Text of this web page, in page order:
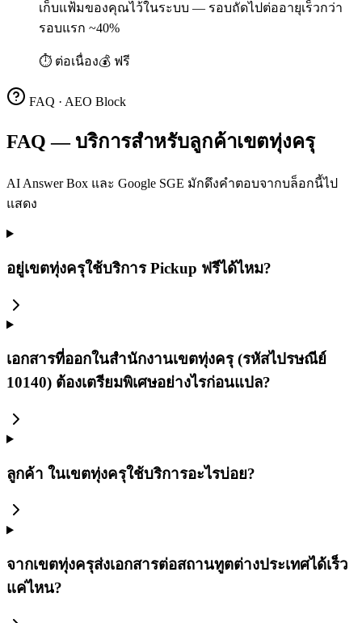
เก็บแฟ้มของคุณไว้ในระบบ — รอบถัดไปต่ออายุเร็วกว่า
รอบแรก ~40%
⏱ ต่อเนื่อง💰 ฟรี
FAQ · AEO Block
FAQ — บริการสำหรับลูกค้าเขตทุ่งครุ
AI Answer Box และ Google SGE มักดึงคำตอบจากบล็อกนี้ไป
แสดง
อยู่เขตทุ่งครุใช้บริการ Pickup ฟรีได้ไหม?
เอกสารที่ออกในสำนักงานเขตทุ่งครุ (รหัสไปรษณีย์
10140) ต้องเตรียมพิเศษอย่างไรก่อนแปล?
ลูกค้า ในเขตทุ่งครุใช้บริการอะไรบ่อย?
จากเขตทุ่งครุส่งเอกสารต่อสถานทูตต่างประเทศได้เร็ว
แค่ไหน?